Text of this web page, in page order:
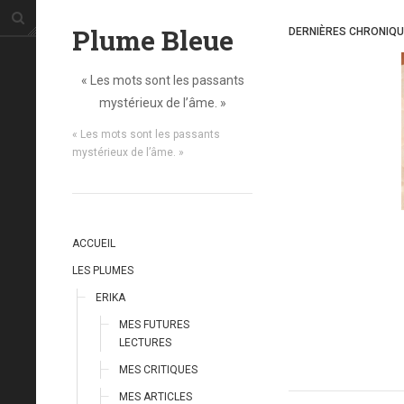
Plume Bleue
« Les mots sont les passants
mystérieux de l’âme. »
« Les mots sont les passants
mystérieux de l’âme. »
ACCUEIL
LES PLUMES
ERIKA
MES FUTURES
LECTURES
MES CRITIQUES
MES ARTICLES
DERNIÈRES